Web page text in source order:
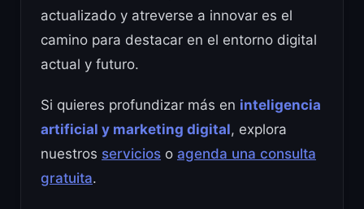
actualizado y atreverse a innovar es el
camino para destacar en el entorno digital
actual y futuro.
Si quieres profundizar más en inteligencia
artificial y marketing digital, explora
nuestros servicios o agenda una consulta
gratuita.